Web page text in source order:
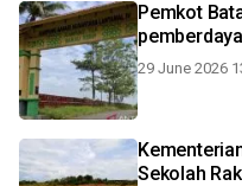
Pemkot
29 June 2026
Sekolah